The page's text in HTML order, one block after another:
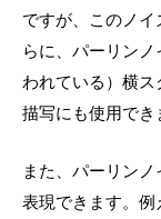
ですが、このノ
らに、パーリンノ
われている）横
描写にも使用でき
また、パーリン
表現できます。